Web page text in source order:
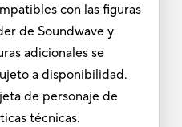
con las figuras
de Soundwave y
adicionales se
a disponibilidad.
de personaje de
técnicas.